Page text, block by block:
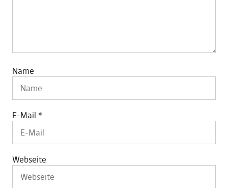
Name
E-Mail *
Webseite